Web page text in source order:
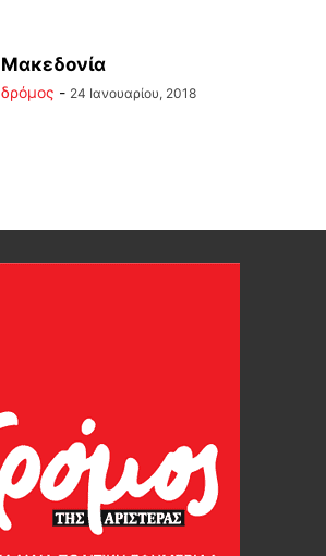
Μακεδονία
δρόμος - 24 Ιανουαρίου, 2018